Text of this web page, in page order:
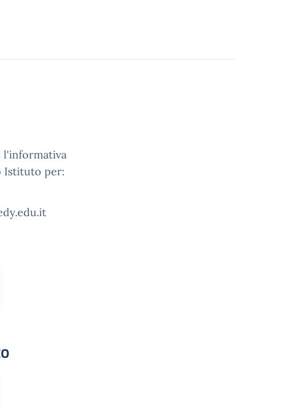
l'informativa
Istituto per: